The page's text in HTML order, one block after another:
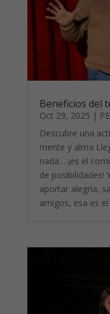
Beneficios del
Oct 29, 2025 |
Descubre una
mente y alma
nada… ¡es el
de posibilidades!
aportar alegría,
amigos, esa es